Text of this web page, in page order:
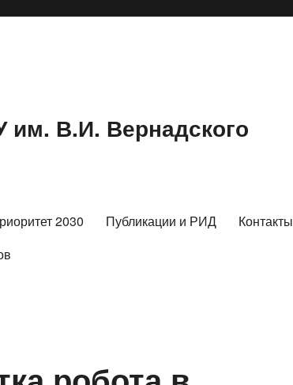
В.И. Вернадского
2030 Публикации и РИД Контакты